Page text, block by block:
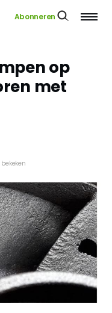
Abonneren
op
met
bekeken